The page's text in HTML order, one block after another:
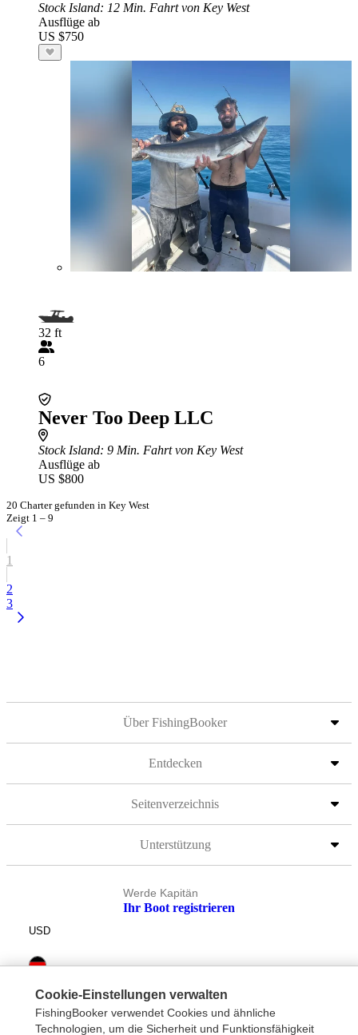
Stock Island: 12 Min. Fahrt von Key West
Ausflüge ab
US $750
32 ft
6
Never Too Deep LLC
Stock Island: 9 Min. Fahrt von Key West
Ausflüge ab
US $800
20 Charter gefunden in Key West
Zeigt 1 – 9
1
2
3
Über FishingBooker
Entdecken
Seitenverzeichnis
Unterstützung
Werde Kapitän
Ihr Boot registrieren
USD
Cookie-Einstellungen verwalten
FishingBooker verwendet Cookies und ähnliche
Technologien, um die Sicherheit und Funktionsfähigkeit